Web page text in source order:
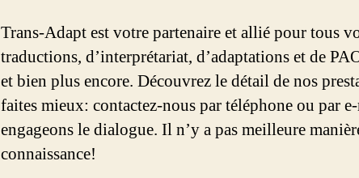
Trans-Adapt est votre partenaire et allié pour tous
traductions, d’interprétariat, d’adaptations et de
et bien plus encore. Découvrez le détail de nos
faites mieux: contactez-nous par téléphone ou par
engageons le dialogue. Il n’y a pas meilleure
connaissance!